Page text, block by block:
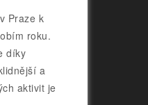
Praze k
roku.
díky
a
aktivit je